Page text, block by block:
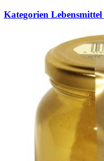
Kategorien Lebensmittel